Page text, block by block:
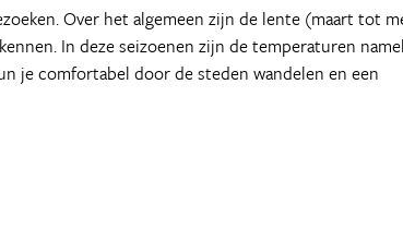
Over het algemeen zijn de lente (maart tot
In deze seizoenen zijn de temperaturen
je comfortabel door de steden wandelen en een